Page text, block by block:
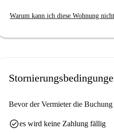
Wichtig: Wir haben diesen Ort
Fotos zu erhalten.
dem, was Sie tatsächlich mieten.
Anzahl der Schlafzimmer:1
Anzahl der Badezimmer:1
Warum kann ich diese Wohnung
Bevor der Vermieter die Buchung
check_circlees wird keine Zahlung fällig